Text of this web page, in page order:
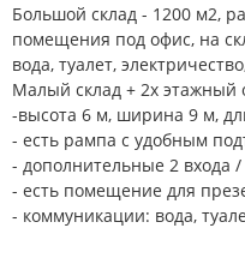
Большой склад - 1200 м2,
помещения под офис, на
вода, туалет,
Малый склад + 2х
-высота 6 м, ширина 9 м,
- есть рампа с удобным
- дополнительные 2 входа
- есть помещение для
- коммуникации: вода,